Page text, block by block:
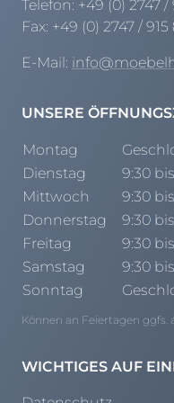
Einzelbetten &
ALLES ANZEIGEN
Einzelmöbel &
Dielenprogramme
Couchtische
Spiegel
ALLES ANZEIGEN
PROSPEKTE &
Prisma Journal
Möbelverkäufer (m/w/d)
Küchenfachberater (m/
KONTAKT &
Kontakt
Beratungstermin
Auftragsstatus anfordern
Wunsch-Liefertermin
Telefon: +49 (0) 2747 /
Fax: +49 (0) 2747 / 915
E-Mail:
UNSERE
Montag
Dienstag
9:30
Mittwoch
9:30
Donnerstag
9:30
Freitag
9:30
Samstag
9:30
Sonntag
Können an Feiertagen ggfs.
WICHTIGES AUF